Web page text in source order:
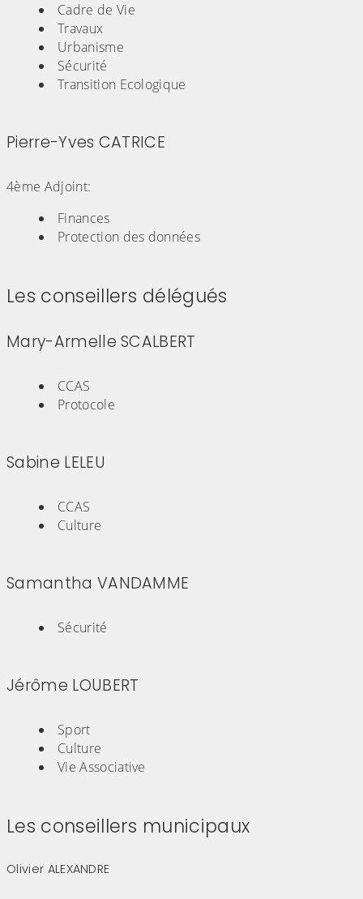
Cadre de Vie
Travaux
Urbanisme
Sécurité
Transition Ecologique
Pierre-Yves CATRICE
4ème Adjoint:
Finances
Protection des données
Les conseillers délégués
Mary-Armelle SCALBERT
CCAS
Protocole
Sabine LELEU
CCAS
Culture
Samantha VANDAMME
Sécurité
Jérôme LOUBERT
Sport
Culture
Vie Associative
Les conseillers municipaux
Olivier ALEXANDRE